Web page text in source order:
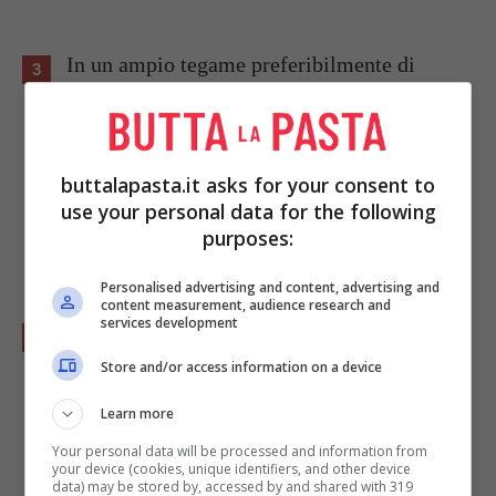
In un ampio tegame preferibilmente di
un po’ di sale o il dado vegetale se piace,
cuocere almeno per un paio d’ore a fuoco
basso e con il coperchio.
(trovarselo in bocca per molti è poco
gradevole) servire la zuppa caldissima
aggiungendo in ogni piatto un po’ di
prezzemolo fresco tritato e un filo d’olio
buttalapasta.it asks for your consent to
use your personal data for the following
purposes:
Personalised advertising and content, advertising and
content measurement, audience research and
services development
Store and/or access information on a device
Learn more
Your personal data will be processed and information from
your device (cookies, unique identifiers, and other device
data) may be stored by, accessed by and shared with 319